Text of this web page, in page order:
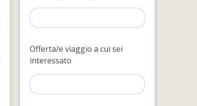
Offerta/e viaggio a cui sei
interessato